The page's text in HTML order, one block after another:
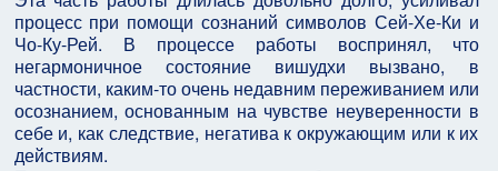
процесс при помощи сознаний символов Сей-Хе-Ки и
Чо-Ку-Рей. В процессе работы воспринял, что
негармоничное состояние вишудхи вызвано, в
частности, каким-то очень недавним переживанием или
осознанием, основанным на чувстве неуверенности в
себе и, как следствие, негатива к окружающим или к их
действиям.